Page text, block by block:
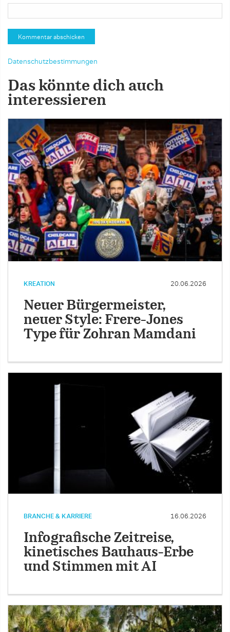
Datenschutzbestimmungen
Das könnte dich auch
interessieren
KREATION 20.06.2026
Neuer Bürgermeister,
neuer Style: Frere-Jones
Type für Zohran Mamdani
BRANCHE & KARRIERE 16.06.2026
Infografische Zeitreise,
kinetisches Bauhaus-Erbe
und Stimmen mit AI